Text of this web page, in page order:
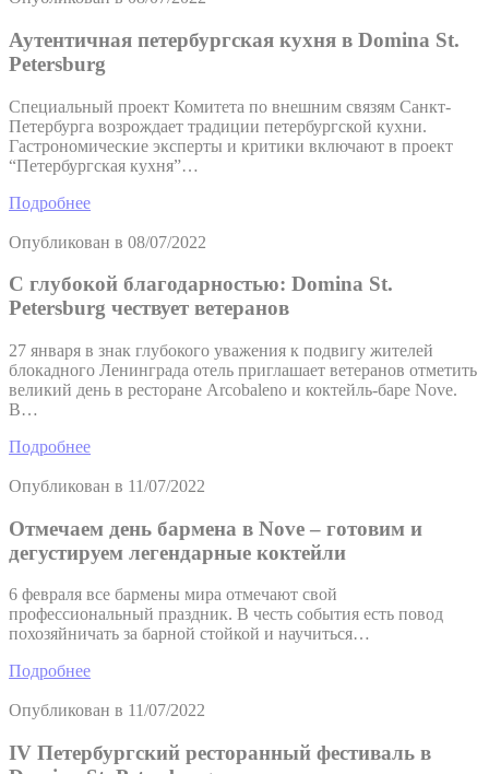
Аутентичная петербургская кухня в Domina St.
Petersburg
Специальный проект Комитета по внешним связям Санкт-
Петербурга возрождает традиции петербургской кухни.
Гастрономические эксперты и критики включают в проект
“Петербургская кухня”…
Подробнее
Опубликован в 08/07/2022
С глубокой благодарностью: Domina St.
Petersburg чествует ветеранов
27 января в знак глубокого уважения к подвигу жителей
блокадного Ленинграда отель приглашает ветеранов отметить
великий день в ресторане Arcobaleno и коктейль-баре Nove.
В…
Подробнее
Опубликован в 11/07/2022
Отмечаем день бармена в Nove – готовим и
дегустируем легендарные коктейли
6 февраля все бармены мира отмечают свой
профессиональный праздник. В честь события есть повод
похозяйничать за барной стойкой и научиться…
Подробнее
Опубликован в 11/07/2022
IV Петербургский ресторанный фестиваль в